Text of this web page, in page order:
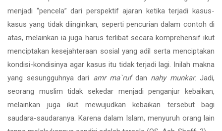
menjadi “pencela” dari perspektif ajaran ketika terjadi kasus-
kasus yang tidak diinginkan, seperti pencurian dalam contoh di
atas, melainkan ia juga harus terlibat secara komprehensif ikut
menciptakan kesejahteraan sosial yang adil serta menciptakan
kondisi-kondisinya agar kasus itu tidak terjadi lagi. Inilah makna
yang sesungguhnya dari amr ma`rufdan nahy munkar. Jadi,
seorang muslim tidak sekedar menjadi penganjur kebaikan,
melainkan juga ikut mewujudkan kebaikan tersebut bagi
saudara-saudaranya. Karena dalam Islam, menyuruh orang lain